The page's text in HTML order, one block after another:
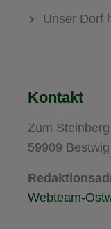
Unser Dorf
Kontakt
Zum
59909 Bestwig
Webteam-